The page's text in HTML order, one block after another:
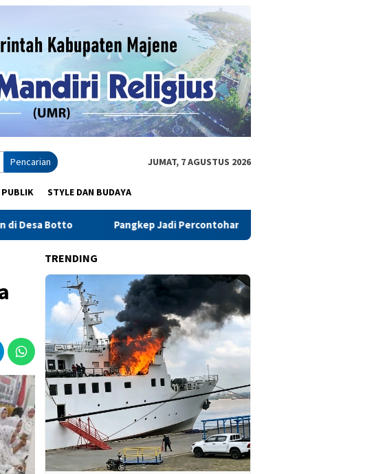
Pencarian JUMAT, 7 AGUSTUS 2026
STYLE DAN BUDAYA
Jadi Percontohan Nasional Desa Siaga TB, Wamenkes Beri Apresiasi
TRENDING